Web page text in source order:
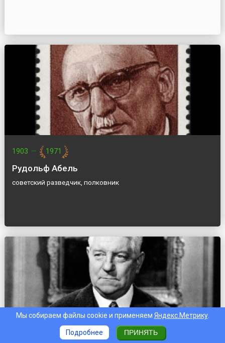
1903 — 1971
Рудольф Абель
советский разведчик, полковник
Мы собираем файлы cookie и применяем Яндекс.Метрику.
Подробнее ПРИНЯТЬ